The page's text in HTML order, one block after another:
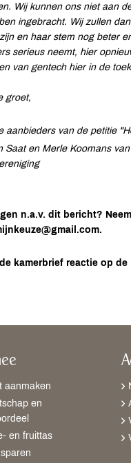
Wij kunnen ons niet aan
ingebracht. Wij zullen
en haar stem nog beter
serieus neemt, hier
van gentech hier in de
groet,
aanbieders van de petitie
Saat en Merle Koomans
n.a.v. dit bericht?
kamerbrief reactie op
aanmaken
en
en fruittas